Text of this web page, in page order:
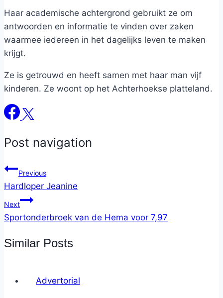
Haar academische achtergrond gebruikt ze om
antwoorden en informatie te vinden over zaken
waarmee iedereen in het dagelijks leven te maken
krijgt.
Ze is getrouwd en heeft samen met haar man vijf
kinderen. Ze woont op het Achterhoekse platteland.
Post navigation
Previous
Hardloper Jeanine
Next
Sportonderbroek van de Hema voor 7,97
Similar Posts
Advertorial